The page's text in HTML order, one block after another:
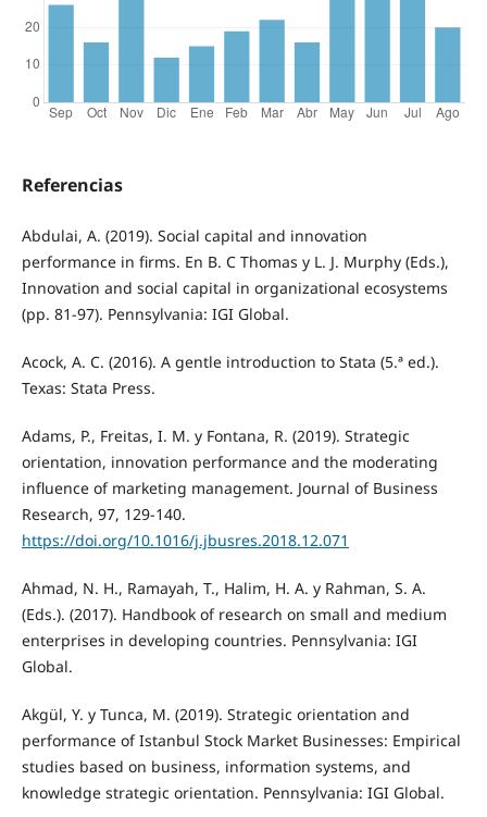
Referencias
Abdulai, A. (2019). Social capital and innovation
performance in firms. En B. C Thomas y L. J. Murphy (Eds.),
Innovation and social capital in organizational ecosystems
(pp. 81-97). Pennsylvania: IGI Global.
Acock, A. C. (2016). A gentle introduction to Stata (5.ª ed.).
Texas: Stata Press.
Adams, P., Freitas, I. M. y Fontana, R. (2019). Strategic
orientation, innovation performance and the moderating
influence of marketing management. Journal of Business
Research, 97, 129-140.
https://doi.org/10.1016/j.jbusres.2018.12.071
Ahmad, N. H., Ramayah, T., Halim, H. A. y Rahman, S. A.
(Eds.). (2017). Handbook of research on small and medium
enterprises in developing countries. Pennsylvania: IGI
Global.
Akgül, Y. y Tunca, M. (2019). Strategic orientation and
performance of Istanbul Stock Market Businesses: Empirical
studies based on business, information systems, and
knowledge strategic orientation. Pennsylvania: IGI Global.